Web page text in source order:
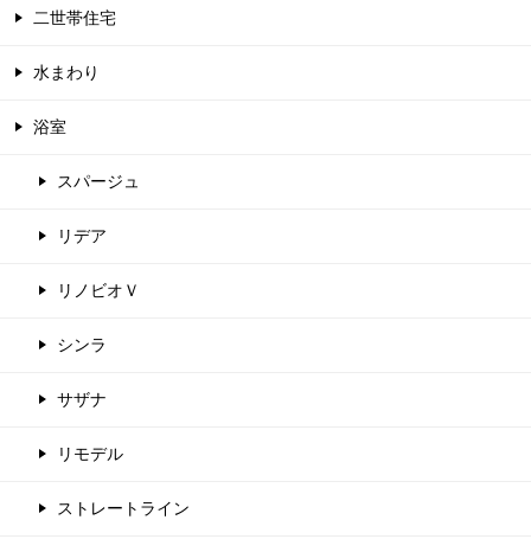
二世帯住宅
水まわり
浴室
スパージュ
リデア
リノビオＶ
シンラ
サザナ
リモデル
ストレートライン